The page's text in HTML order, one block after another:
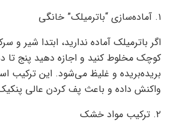
۱. آماده‌سازی “باترمیلک” خانگی
اگر باترمیلک آماده ندارید، ابتدا شیر و
کوچک مخلوط کنید و اجازه دهید پنج تا
بریده‌بریده و غلیظ می‌شود. این ترکیب
واکنش داده و باعث پف کردن عالی
۲. ترکیب مواد خشک